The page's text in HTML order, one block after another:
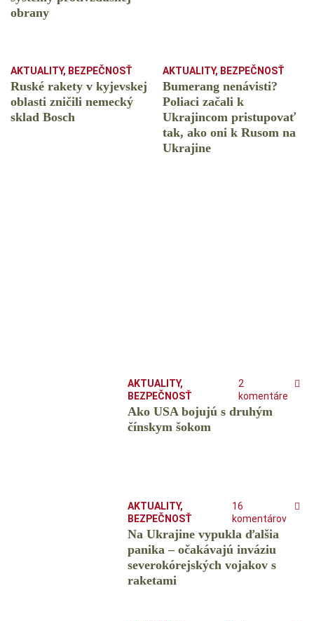
obrany
AKTUALITY, BEZPEČNOSŤ
Ruské rakety v kyjevskej
oblasti zničili nemecký
sklad Bosch
AKTUALITY, BEZPEČNOSŤ
Bumerang nenávisti?
Poliaci začali k
Ukrajincom pristupovať
tak, ako oni k Rusom na
Ukrajine
AKTUALITY,
BEZPEČNOSŤ
2
komentáre
Ako USA bojujú s druhým
čínskym šokom
AKTUALITY,
BEZPEČNOSŤ
16
komentárov
Na Ukrajine vypukla ďalšia
panika – očakávajú inváziu
severokórejských vojakov s
raketami